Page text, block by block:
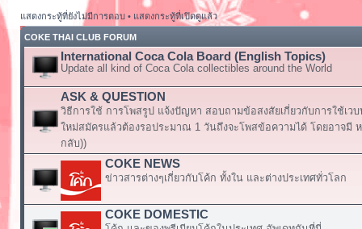
แสดงกระทู้ที่ยังไม่มีการตอบ• แสดงกระทู้ที่เปิดดูแล้ว
COKE THAI CLUB FORUM
International Coca Cola Board (English Topics)
Update all kind of Coca Cola collectibles around the World
ASK & QUESTION
วิธีการใช้ การโพสรูป แจ้งปัญหา สอบถามข้อสงสัยเกี่ยวกับการใช้เว
ใหม่สมัครแล้วต้องรอประมาณ 1 วันถึงจะโพสข้อความได้ โดยอาจมี
กลับ))
COKE NEWS
ข่าวสารต่างๆเกี่ยวกับโค้ก ทั้งใน และต่างประเทศทั่วโลก
COKE DOMESTIC